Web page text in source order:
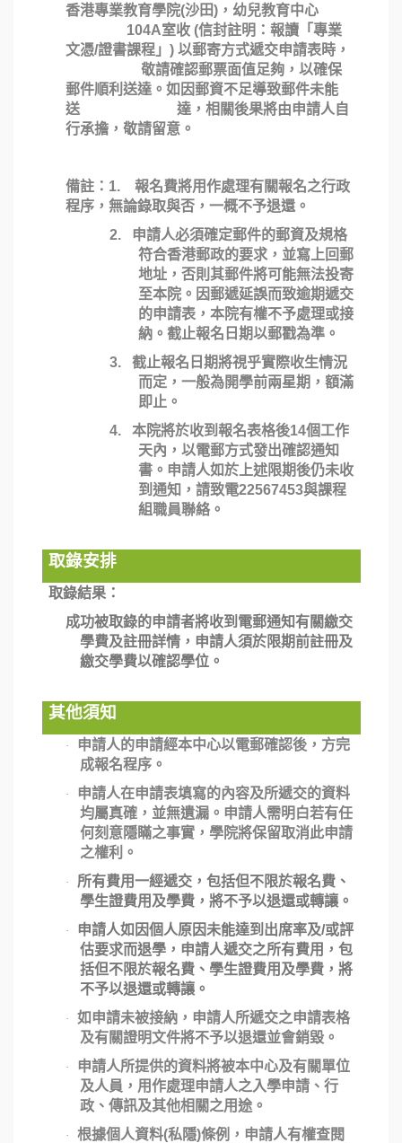
香港專業教育學院(沙田)，幼兒教育中心
104A室收 (信封註明：報讀「專業
文憑/證書課程」) 以郵寄方式遞交申請表時，
敬請確認郵票面值足夠，以確保
郵件順利送達。如因郵資不足導致郵件未能
送 達，相關後果將由申請人自
行承擔，敬請留意。
備註： 1. 報名費將用作處理有關報名之行政
程序，無論錄取與否，一概不予退還。
2.
申請人必須確定郵件的郵資及規格
符合香港郵政的要求，並寫上回郵
地址，否則其郵件將可能無法投寄
至本院。因郵遞延誤而致逾期遞交
的申請表，本院有權不予處理或接
納。截止報名日期以郵戳為準。
3.
截止報名日期將視乎實際收生情況
而定，一般為開學前兩星期，額滿
即止。
4.
本院將於收到報名表格後14個工作
天內，以電郵方式發出確認通知
書。申請人如於上述限期後仍未收
到通知，請致電22567453與課程
組職員聯絡。
取錄安排
取錄結果：
成功被取錄的申請者將收到電郵通知有關繳交
學費及註冊詳情，申請人須於限期前註冊及
繳交學費以確認學位。
其他須知
·
申請人的申請經本中心以電郵確認後，方完
成報名程序。
·
申請人在申請表填寫的內容及所遞交的資料
均屬真確，並無遺漏。申請人需明白若有任
何刻意隱瞞之事實，學院將保留取消此申請
之權利。
·
所有費用一經遞交，包括但不限於報名費、
學生證費用及學費，將不予以退還或轉讓。
·
申請人如因個人原因未能達到出席率及/或評
估要求而退學，申請人遞交之所有費用，包
括但不限於報名費、學生證費用及學費，將
不予以退還或轉讓。
·
如申請未被接納，申請人所遞交之申請表格
及有關證明文件將不予以退還並會銷毀。
·
申請人所提供的資料將被本中心及有關單位
及人員，用作處理申請人之入學申請、行
政、傳訊及其他相關之用途。
· 根據個人資料(私隱)條例，申請人有權查閱